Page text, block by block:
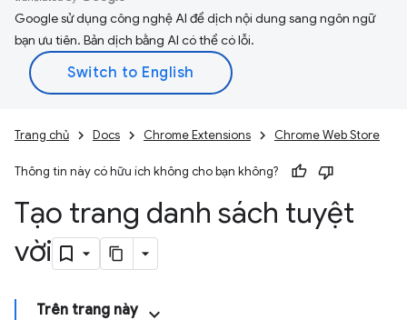
Google sử dụng công nghệ AI để dịch nội dung sang ngôn ngữ
bạn ưu tiên. Bản dịch bằng AI có thể có lỗi.
Trang chủ Docs Chrome Extensions Chrome Web Store
Thông tin này có hữu ích không cho bạn không?
Tạo trang danh sách tuyệt
vời
Trên trang này